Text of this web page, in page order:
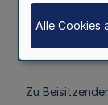
Zu
Alle Cookies